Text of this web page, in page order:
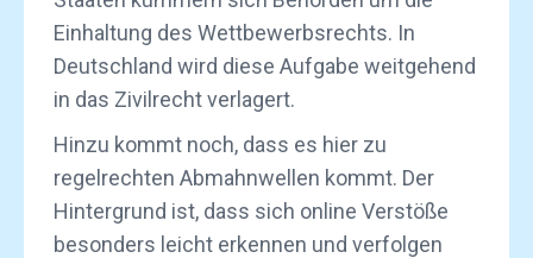
Einhaltung des Wettbewerbsrechts. In
Deutschland wird diese Aufgabe weitgehend
in das Zivilrecht verlagert.
Hinzu kommt noch, dass es hier zu
regelrechten Abmahnwellen kommt. Der
Hintergrund ist, dass sich online Verstöße
besonders leicht erkennen und verfolgen